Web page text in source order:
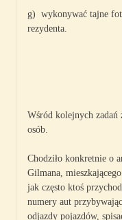
g) wykonywać tajne
rezydenta.
Wśród kolejnych zadań
osób.
Chodziło konkretnie o
Gilmana,
jak często ktoś
numery aut
odjazdy pojazdów,